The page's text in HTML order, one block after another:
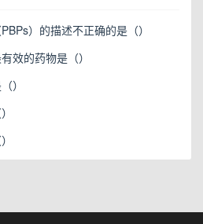
）的描述不正确的是（）
效的药物是（）
）